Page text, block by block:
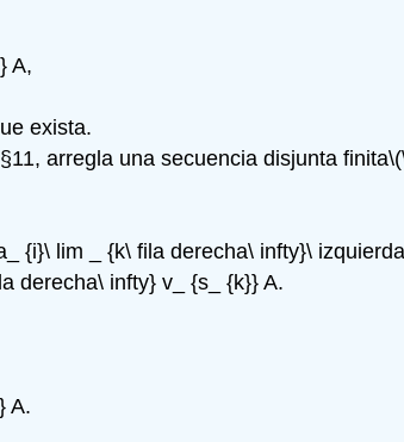
A,
exista.
arregla una secuencia disjunta finita
{i}\ lim _ {k\ fila derecha\ infty}\
derecha\ infty} v_ {s_ {k}} A.
A.